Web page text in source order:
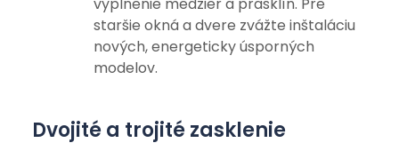
staršie okná a dvere zvážte inštaláciu
nových, energeticky úsporných
modelov.
Dvojité a trojité zasklenie